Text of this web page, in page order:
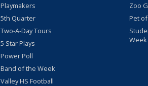
Playmakers
5th Quarter
Two-A-Day Tours
5 Star Plays
Power Poll
Band of the Week
Valley HS Football
Zoo
Pet
Week